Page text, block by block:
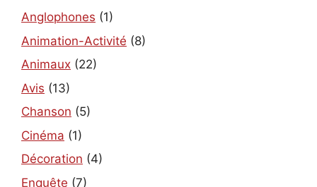
Anglophones (1)
Animation-Activité (8)
Animaux (22)
Avis (13)
Chanson (5)
Cinéma (1)
Décoration (4)
Enquête (7)